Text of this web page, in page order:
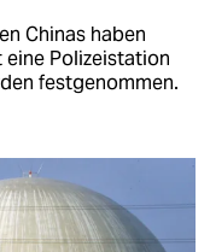
Chinas haben
Polizeistation
festgenommen.